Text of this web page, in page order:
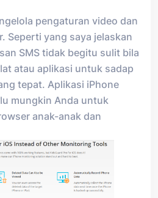
pengaturan video dan
Seperti yang saya jelaskan
SMS tidak begitu sulit bila
atau aplikasi untuk sadap
tepat. Aplikasi iPhone
mungkin Anda untuk
anak-anak dan